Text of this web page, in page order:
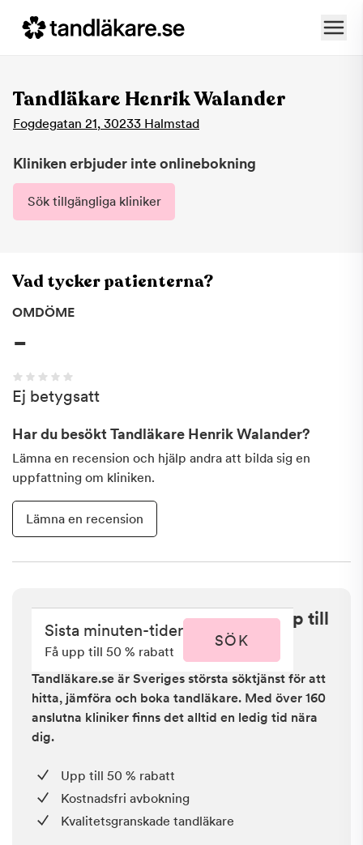
Tandläkare Henrik Walander
Fogdegatan 21, 30233 Halmstad
Kliniken erbjuder inte onlinebokning
Sök tillgängliga kliniker
Vad tycker patienterna?
OMDÖME
-
Ej betygsatt
Har du besöktTandläkare Henrik Walander?
Lämna en recension och hjälp andra att bilda sig en
uppfattning om kliniken.
Lämna en recension
Sista minuten i Halmstad - få upp till
50 % rabatt
Tandläkare.se är Sveriges största söktjänst för att
hitta, jämföra och boka tandläkare. Med över 160
anslutna kliniker finns det alltid en ledig tid nära
dig.
Upp till 50 % rabatt
Kostnadsfri avbokning
Kvalitetsgranskade tandläkare
Sista minuten-tider
Få upp till 50 % rabatt
SÖK